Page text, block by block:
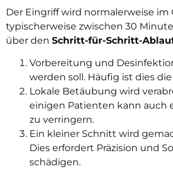
Der Eingriff wird normalerweise
typischerweise zwischen 30
über den Schritt-für-Schritt-
Vorbereitung und
werden soll. Häufig ist dies
Lokale Betäubung wird
einigen Patienten kann auch
zu verringern.
Ein kleiner Schnitt wird
Dies erfordert Präzision und
schädigen.